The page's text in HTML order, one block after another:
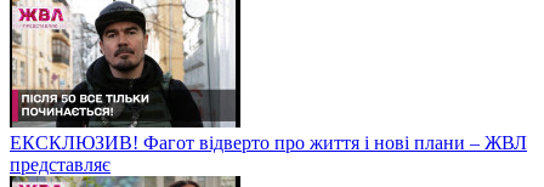
ЕКСКЛЮЗИВ! Фагот відверто про життя і нові плани – ЖВЛ
представляє